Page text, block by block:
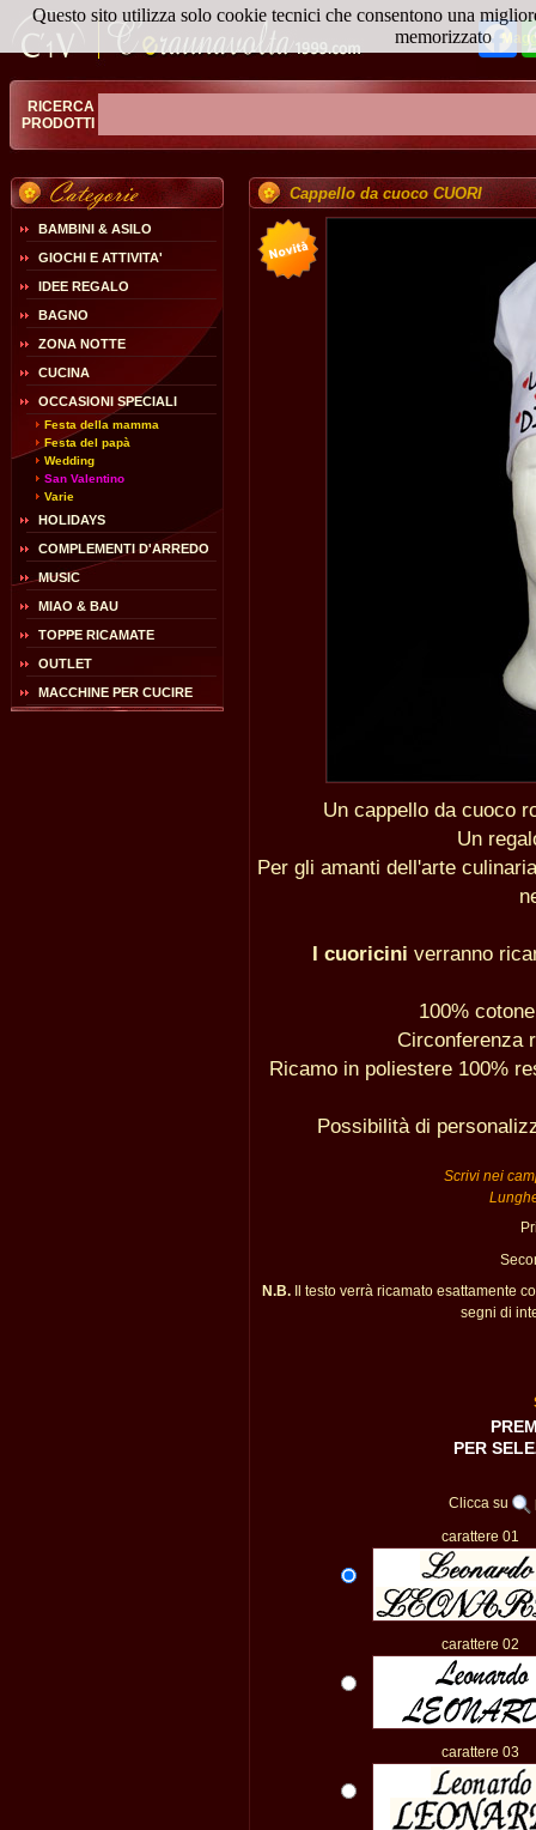
RICERCA
PRODOTTI
BAMBINI & ASILO
GIOCHI E ATTIVITA'
IDEE REGALO
BAGNO
ZONA NOTTE
CUCINA
OCCASIONI SPECIALI
Festa della mamma
Festa del papà
Wedding
San Valentino
Varie
HOLIDAYS
COMPLEMENTI D'ARREDO
MUSIC
MIAO & BAU
TOPPE RICAMATE
OUTLET
MACCHINE PER CUCIRE
Cappello da cuoco CUORI
Un cappello da cuoco
Un
Per gli amanti dell'arte
I cuoricini verranno
100%
Circonferenza
Ricamo in poliestere 100%
Possibilità di
Scrivi nei
N.B. Il testo verrà ricamato esattamente
segni di
PER
Clicca su
carattere 01
carattere 02
carattere 03
Questo sito utilizza solo cookie tecnici che consentono una
memorizzato